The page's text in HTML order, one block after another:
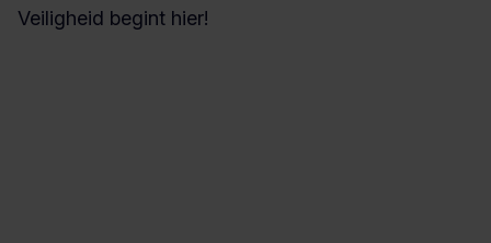
Veiligheid begint hier!